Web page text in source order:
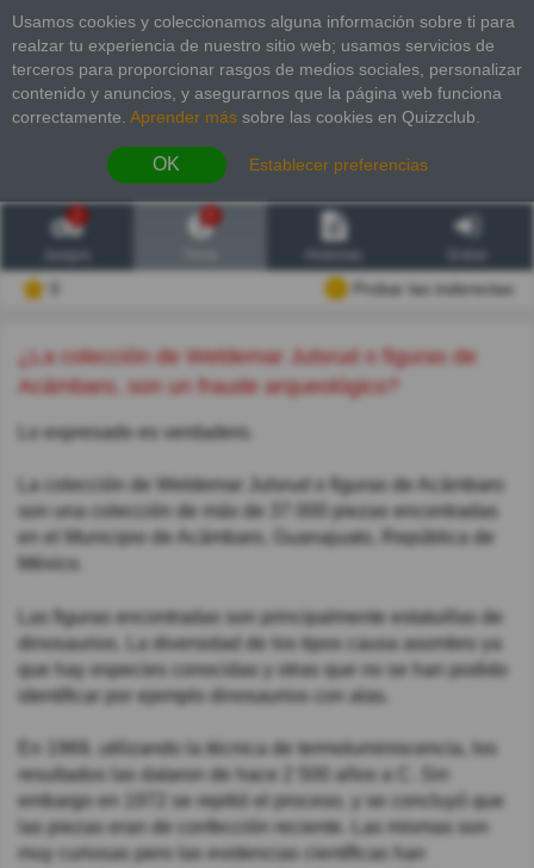
Usamos cookies y coleccionamos alguna información sobre ti para
realzar tu experiencia de nuestro sitio web; usamos servicios de
terceros para proporcionar rasgos de medios sociales, personalizar
contenido y anuncios, y asegurarnos que la página web funciona
correctamente. Aprender más sobre las cookies en Quizzclub.
OK Establecer preferencias
2
Probar las inderectas
¿La colección de Weldemar Julsrud o figuras de
Acámbaro, son un fraude arqueológico?
Lo expresado es verdadero.
La colección de Weldemar Julsrud o figuras de Acámbaro
son una colección de más de 37 000 piezas encontradas
en el Municipio de Acámbaro, Guanajuato, República de
México.
Las figuras encontradas son principalmente estatuillas de
dinosaurios. La diversidad de los tipos causa asombro ya
que hay especies conocidas y otras que no se han podido
identificar por ejemplo dinosaurios con alas.
En 1969, utilizando la técnica de termoluminiscencia, los
resultados las dataron de hace 2 500 años a C. Sin
embargo en 1972 se repitió el proceso, y se concluyó que
las piezas eran de confección reciente. Las mismas son
muy curiosas pero las evidencias científicas han